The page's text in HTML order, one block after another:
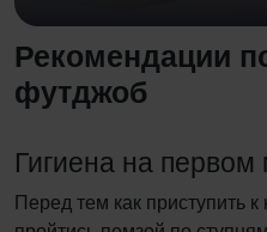
Рекомендации
футджоб
Гигиена на первом
Перед тем как приступить